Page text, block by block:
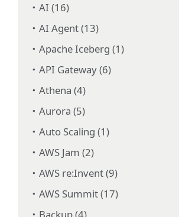
AI (16)
AI Agent (13)
Apache Iceberg (1)
API Gateway (6)
Athena (4)
Aurora (5)
Auto Scaling (1)
AWS Jam (2)
AWS re:Invent (9)
AWS Summit (17)